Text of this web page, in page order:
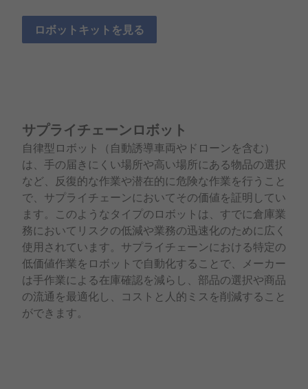
ロボットキットを見る
サプライチェーンロボット
自律型ロボット（自動誘導車両やドローンを含む）
は、手の届きにくい場所や高い場所にある物品の選択
など、反復的な作業や潜在的に危険な作業を行うこと
で、サプライチェーンにおいてその価値を証明してい
ます。このようなタイプのロボットは、すでに倉庫業
務においてリスクの低減や業務の迅速化のために広く
使用されています。サプライチェーンにおける特定の
低価値作業をロボットで自動化することで、メーカー
は手作業による在庫確認を減らし、部品の選択や商品
の流通を最適化し、コストと人的ミスを削減すること
ができます。